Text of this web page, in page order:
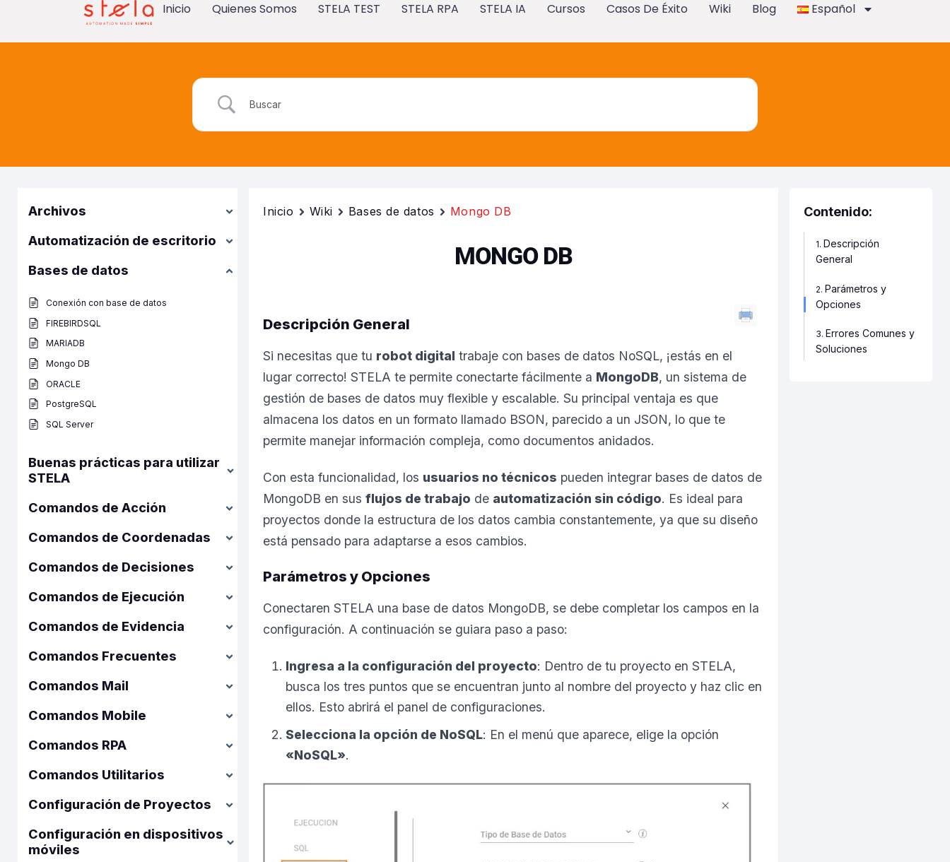
Inicio Quienes Somos STELA TEST STELA RPA STELA IA Cursos Casos De Éxito Wiki Blog Español
Archivos
Automatización de escritorio
Bases de datos
Conexión con base de datos
FIREBIRDSQL
MARIADB
Mongo DB
ORACLE
PostgreSQL
SQL Server
Buenas prácticas para utilizar
STELA
Comandos de Acción
Comandos de Coordenadas
Comandos de Decisiones
Comandos de Ejecución
Comandos de Evidencia
Comandos Frecuentes
Comandos Mail
Comandos Mobile
Comandos RPA
Comandos Utilitarios
Configuración de Proyectos
Configuración en dispositivos
móviles
Inicio Wiki Bases de datos Mongo DB
MONGO DB
Descripción General
Si necesitas que tu robot digital trabaje con bases de datos NoSQL, ¡estás en el
lugar correcto! STELA te permite conectarte fácilmente a MongoDB, un sistema de
gestión de bases de datos muy flexible y escalable. Su principal ventaja es que
almacena los datos en un formato llamado BSON, parecido a un JSON, lo que te
permite manejar información compleja, como documentos anidados.
Con esta funcionalidad, los usuarios no técnicos pueden integrar bases de datos de
MongoDB en susflujos de trabajo de automatización sin código. Es ideal para
proyectos donde la estructura de los datos cambia constantemente, ya que su diseño
está pensado para adaptarse a esos cambios.
Parámetros y Opciones
Conectaren STELA una base de datos MongoDB, se debe completar los campos en la
configuración. A continuación se guiara paso a paso:
Ingresa a la configuración del proyecto: Dentro de tu proyecto en STELA,
busca los tres puntos que se encuentran junto al nombre del proyecto y haz clic en
ellos. Esto abrirá el panel de configuraciones.
Selecciona la opción de NoSQL: En el menú que aparece, elige la opción
«NoSQL».
Contenido:
Descripción
General
Parámetros y
Opciones
Errores Comunes y
Soluciones